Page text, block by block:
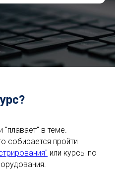
"плавает" в теме.
собирается пройти
или курсы по